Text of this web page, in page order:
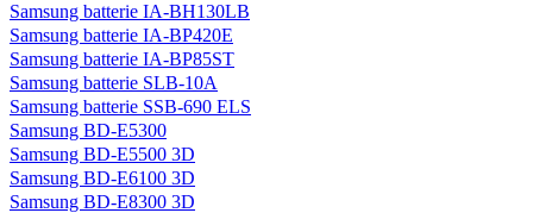
Samsung batterie IA-BH130LB
Samsung batterie IA-BP420E
Samsung batterie IA-BP85ST
Samsung batterie SLB-10A
Samsung batterie SSB-690 ELS
Samsung BD-E5300
Samsung BD-E5500 3D
Samsung BD-E6100 3D
Samsung BD-E8300 3D